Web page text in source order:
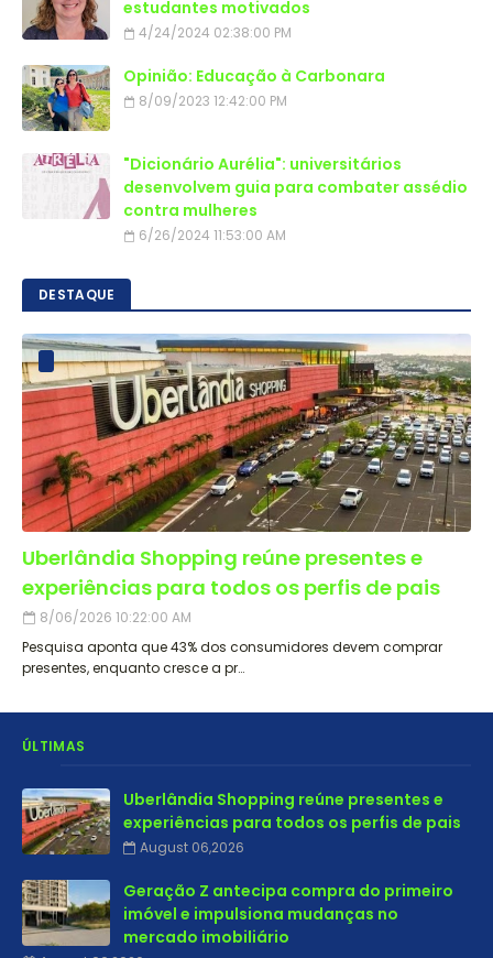
estudantes motivados
4/24/2024 02:38:00 PM
Opinião: Educação à Carbonara
8/09/2023 12:42:00 PM
"Dicionário Aurélia": universitários
desenvolvem guia para combater assédio
contra mulheres
6/26/2024 11:53:00 AM
DESTAQUE
Uberlândia Shopping reúne presentes e
experiências para todos os perfis de pais
8/06/2026 10:22:00 AM
Pesquisa aponta que 43% dos consumidores devem comprar
presentes, enquanto cresce a pr…
ÚLTIMAS
Uberlândia Shopping reúne presentes e
experiências para todos os perfis de pais
August 06,2026
Geração Z antecipa compra do primeiro
imóvel e impulsiona mudanças no
mercado imobiliário